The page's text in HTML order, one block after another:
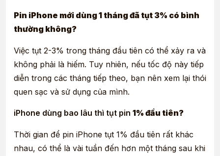
Pin iPhone mới dùng 1 tháng đã tụt 3% có bình
thường không?
Việc tụt 2-3% trong tháng đầu tiên có thể xảy ra và
không phải là hiếm. Tuy nhiên, nếu tốc độ này tiếp
diễn trong các tháng tiếp theo, bạn nên xem lại thói
quen sạc và sử dụng của mình.
iPhone dùng bao lâu thì tụt pin 1% đầu tiên?
Thời gian để pin iPhone tụt 1% đầu tiên rất khác
nhau, có thể là vài tuần đến hơn một tháng sau khi